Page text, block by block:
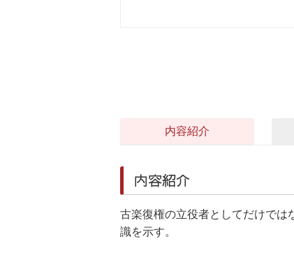
内容紹介
内容紹介
古楽復権の立役者としてだけでは
識を示す。